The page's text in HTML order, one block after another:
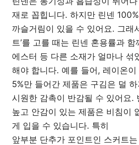
재로 꼽힙니다. 하지만 린넨
까슬거림이 있을 수 있어요. 그래
트’를 고를 때는 린넨 혼용률과
에스터 등 다른 소재가 얼마나 섞
해야 합니다. 예를 들어, 레이온이
5%만 들어간 제품은 구김은 덜
시원한 감촉이 반감될 수 있어요.
높고 안감이 있는 제품은 비침이
게 입을 수 있습니다. 특히
앞부분 단추가 포인트인 스커트